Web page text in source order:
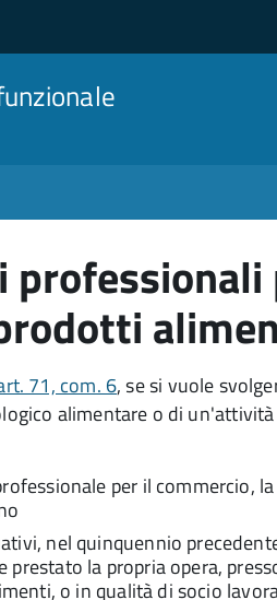
71, com. 6, se si vuole
alimentare o di
per il
nel quinquennio
la propria opera,
o in qualità di socio